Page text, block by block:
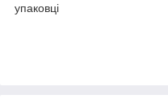
упаковці